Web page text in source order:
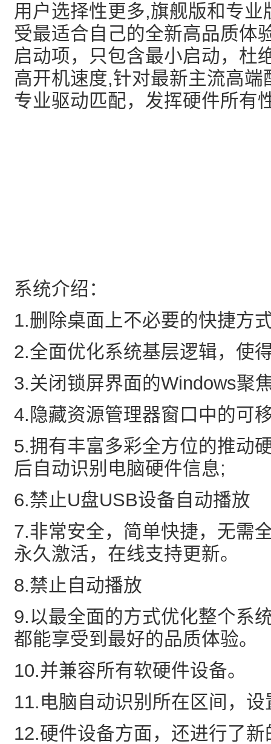
用户选择性更多,旗舰版和专
受最适合自己的全新高品质体
启动项，只包含最小启动，杜
高开机速度,针对最新主流高
专业驱动匹配，发挥硬件所有
系统介绍：
1.删除桌面上不必要的快捷方
2.全面优化系统基层逻辑，使
3.关闭锁屏界面的Windows聚
4.隐藏资源管理器窗口中的可
5.拥有丰富多彩全方位的推动
后自动识别电脑硬件信息;
6.禁止U盘USB设备自动播放
7.非常安全，简单快捷，无需
永久激活，在线支持更新。
8.禁止自动播放
9.以最全面的方式优化整个系
都能享受到最好的品质体验。
10.并兼容所有软硬件设备。
11.电脑自动识别所在区间，设
12.硬件设备方面，还进行了